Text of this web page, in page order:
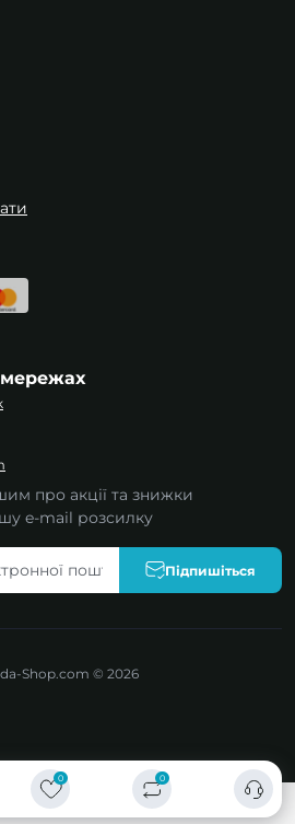
0 0
мережах
про акції та знижки
e-mail розсилку
Підпишіться
Shop.com © 2026